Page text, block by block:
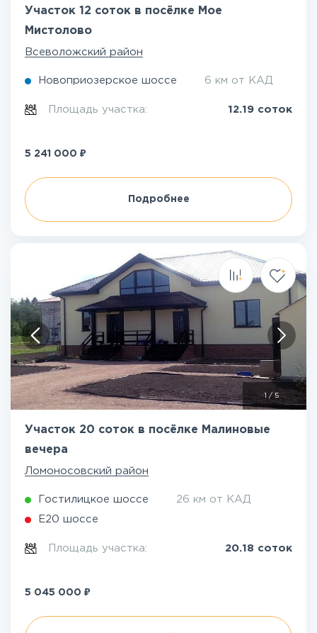
Участок 12 соток в посёлке Мое
Мистолово
Всеволожский район
Новоприозерское шоссе 6 км от КАД
Площадь участка: 12.19 соток
5 241 000 ₽
Подробнее
1 / 5
Участок 20 соток в посёлке Малиновые
вечера
Ломоносовский район
Гостилицкое шоссе 26 км от КАД
Е20 шоссе
Площадь участка: 20.18 соток
5 045 000 ₽